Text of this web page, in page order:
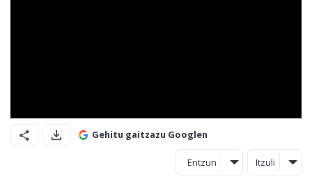
Gehitu gaitzazu Googlen
Entzun Itzuli